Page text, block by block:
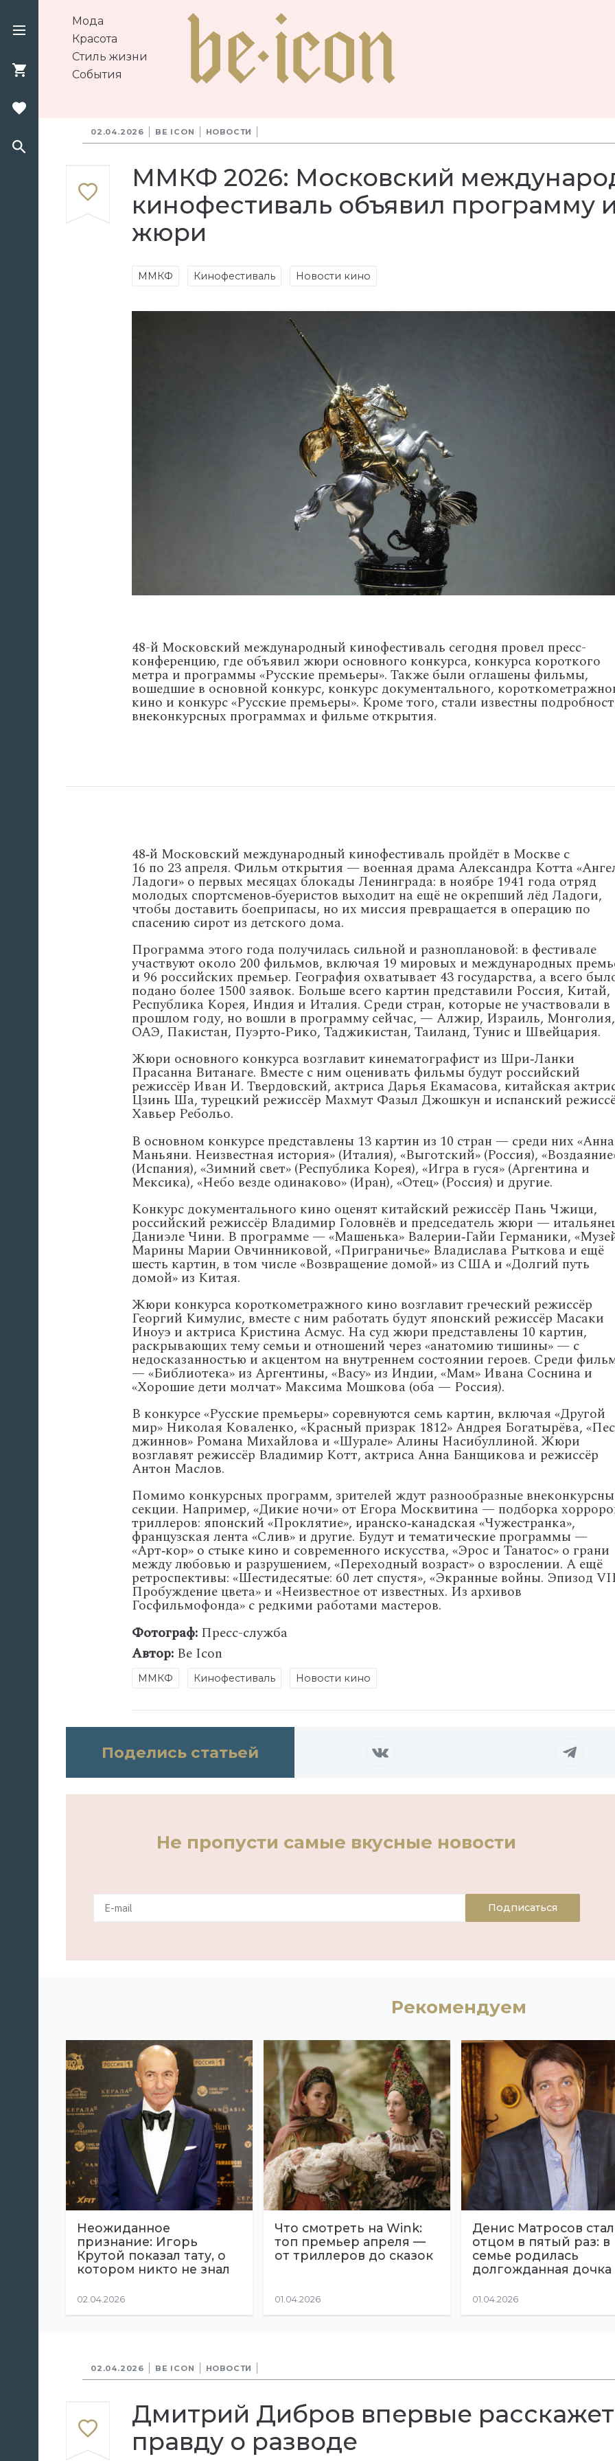
Мода
Красота
Стиль жизни
События
02.04.2026 BE ICON НОВОСТИ
ММКФ 2026: Московский
кинофестиваль объявил программу
жюри
ММКФ Кинофестиваль Новости кино
48-й Московский международный кинофестиваль сегодня провел пресс-
конференцию, где объявил жюри основного конкурса, конкурса короткого
метра и программы «Русские премьеры». Также были оглашены фильмы,
вошедшие в основной конкурс, конкурс документального,
кино и конкурс «Русские премьеры». Кроме того, стали известны
внеконкурсных программах и фильме открытия.
48‑й Московский международный кинофестиваль пройдёт в Москве с
16 по 23 апреля. Фильм открытия — военная драмаАлександра Котта
Ладоги» о первых месяцах блокады Ленинграда: в ноябре 1941 года отряд
молодых спортсменов‑буеристов выходит на ещё не окрепший лёд Ладоги,
чтобы доставить боеприпасы, но их миссия превращается в операцию по
спасению сирот из детского дома.
Программа этого года получилась сильной и разноплановой: в фестивале
участвуют около 200 фильмов, включая 19 мировых и международных
и 96 российских премьер. География охватывает 43 государства, а всего
подано более 1500 заявок. Больше всего картин представили Россия, Китай,
Республика Корея, Индия и Италия. Среди стран, которые неучаствовали в
прошлом году, но вошли в программусейчас, — Алжир, Израиль, Монголия,
ОАЭ, Пакистан, Пуэрто‑Рико, Таджикистан, Таиланд, Тунис и Швейцария.
Жюри основного конкурса возглавит кинематографист из Шри‑Ланки
Прасанна Витанаге. Вместе с ним оценивать фильмы будут российский
режиссёр Иван И. Твердовский, актриса Дарья Екамасова, китайская
Цзинь Ша, турецкий режиссёр Махмут Фазыл Джошкун и испанский
Хавьер Ребольо.
В основном конкурсе представлены 13 картин из 10 стран — среди них «Анна
Маньяни. Неизвестнаяистория» (Италия), «Выготский» (Россия),
(Испания), «Зимний свет» (Республика Корея), «Игра в гуся» (Аргентина и
Мексика),«Небо везде одинаково» (Иран),«Отец» (Россия) и другие.
Конкурс документального кино оценят китайский режиссёр Пань Чжици,
российский режиссёр Владимир Головнёв и председатель жюри —
ДаниэлеЧини. В программе — «Машенька» Валерии‑Гайи Германики,
Марины Марии Овчинниковой, «Приграничье» Владислава Рыткова и ещё
шесть картин, в том числе«Возвращение домой» из США и «Долгий путь
домой» из Китая.
Жюри конкурса короткометражного кино возглавит греческий режиссёр
Георгий Кимулис, вместе с ним работать будут японский режиссёр Масаки
Иноуэ и актриса КристинаАсмус. На суд жюри представлены 10 картин,
раскрывающих темусемьи и отношений через «анатомию тишины» — с
недосказанностью и акцентом на внутреннем состоянии героев. Среди
— «Библиотека» из Аргентины, «Васу» из Индии, «Мам» Ивана Соснина и
«Хорошие дети молчат» Максима Мошкова (оба — Россия).
В конкурсе«Русские премьеры» соревнуются семь картин, включая «Другой
мир» Николая Коваленко, «Красный призрак 1812»Андрея Богатырёва,
джиннов» Романа Михайлова и «Шурале»Алины Насибуллиной. Жюри
возглавят режиссёр Владимир Котт, актрисаАнна Банщикова и режиссёр
Антон Маслов.
Помимо конкурсных программ, зрителей ждут разнообразные
секции. Например, «Дикие ночи» от Егора Москвитина — подборка
триллеров: японский «Проклятие», иранско‑канадская «Чужестранка»,
французская лента«Слив» и другие. Будут и тематические программы —
«Арт‑кор» о стыке кино и современного искусства, «Эрос и Танатос» о грани
междулюбовью и разрушением, «Переходный возраст» о взрослении. А ещё
ретроспективы: «Шестидесятые: 60 лет спустя», «Экранные войны. Эпизод
Пробуждение цвета» и «Неизвестное от известных. Из архивов
Госфильмофонда» с редкими работами мастеров.
Фотограф: Пресс-служба
Автор: Be Icon
ММКФ Кинофестиваль Новости кино
Поделись статьей
Не пропусти самые вкусные новости
Подписаться
Рекомендуем
Неожиданное
признание: Игорь
Крутой показал тату, о
котором никто не знал
02.04.2026
Что смотреть на Wink:
топ премьер апреля —
от триллеров до сказок
01.04.2026
Денис Матросов стал
отцом в пятый раз: в
семье родилась
долгожданная дочка
01.04.2026
02.04.2026 BE ICON НОВОСТИ
Дмитрий Дибров впервые
правду о разводе